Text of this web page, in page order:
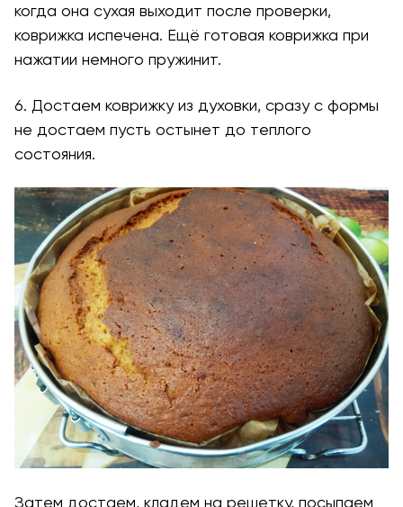
когда она сухая выходит после проверки,
коврижка испечена. Ещё готовая коврижка при
нажатии немного пружинит.
6. Достаем коврижку из духовки, сразу с формы
не достаем пусть остынет до теплого
состояния.
Затем достаем, кладем на решетку, посыпаем